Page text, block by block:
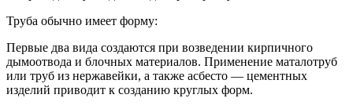
Труба обычно имеет форму:
Первые два вида создаются при возведении кирпичного
дымоотвода и блочных материалов. Применение маталотруб
или труб из нержавейки, а также асбесто — цементных
изделий приводит к созданию круглых форм.